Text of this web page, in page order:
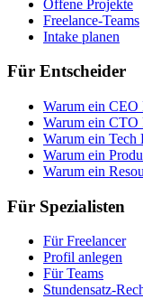
Offene Projekte
Freelance-Teams
Intake planen
Für Entscheider
Warum ein CEO
Warum ein CTO
Warum ein Tech
Warum ein
Warum ein
Für Spezialisten
Für Freelancer
Profil anlegen
Für Teams
Stundensatz-